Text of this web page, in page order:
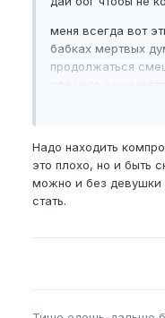
меня всегда вот
бабках мертвых
продолжаться
или чтобы дать
Хорошо будет
но если будет
удовольствие, на
Надо находить
это плохо, но и быть
можно и без девушки
стать.